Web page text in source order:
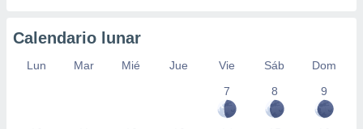
Calendario lunar
Lun Mar Mié Jue Vie Sáb
Dom
7
8 9